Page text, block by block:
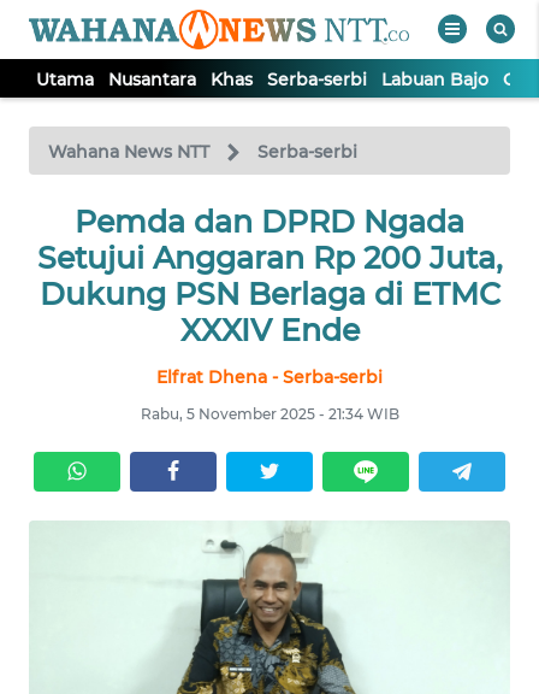
Utama Nusantara Khas Serba-serbi Labuan Bajo
Wahana News NTT Serba-serbi
Pemda dan DPRD Ngada
Setujui Anggaran Rp 200 Juta,
Dukung PSN Berlaga di ETMC
XXXIV Ende
Elfrat Dhena - Serba-serbi
Rabu, 5 November 2025 - 21:34 WIB
TV
Tutup
UTAMA
NUSANTARA
SERBI
LABUAN